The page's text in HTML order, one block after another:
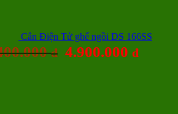
Cân Điện Tử ghế ngồi DS 166SS
đ 4.900.000 đ